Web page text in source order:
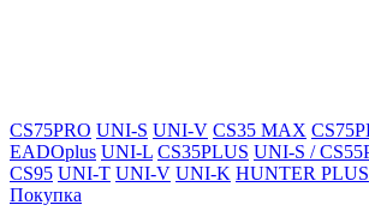
CS75PRO UNI-S UNI-V CS35 MAX
EADOplus UNI-L CS35PLUS UNI-S /
CS95 UNI-T UNI-V UNI-K HUNTER PLUS
Покупка